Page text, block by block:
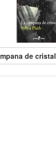
de cristal